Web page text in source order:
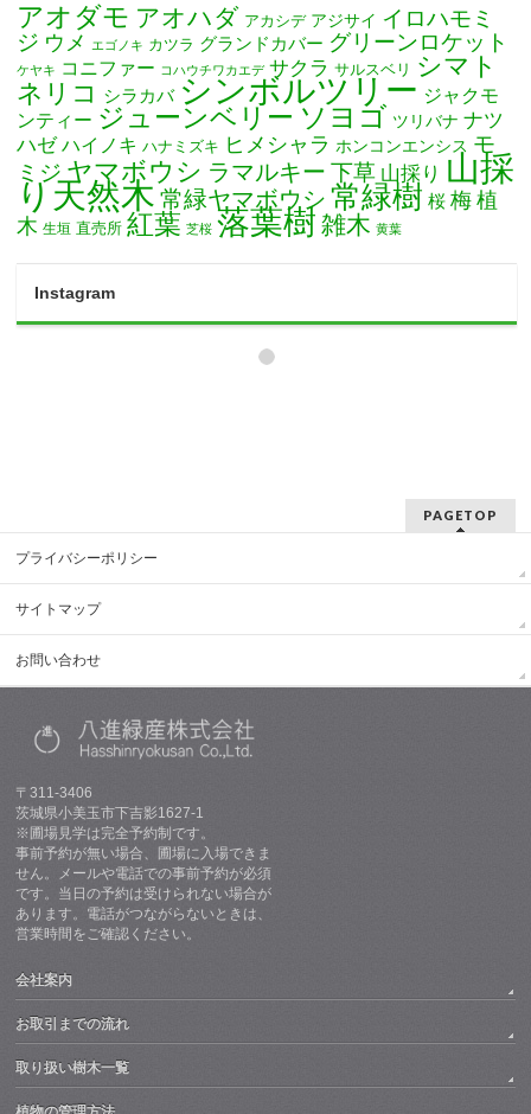
アオダモ アオハダ アカシデ アジサイ イロハモミ
ジ ウメ エゴノキ カツラ グランドカバー グリーンロケット
ケヤキ コニファー コハウチワカエデ サクラ サルスベリ シマト
ネリコ
シラカバ シンボルツリー ジャクモ
ンティー ジューンベリー ソヨゴ ツリバナ ナツ
ハゼ ハイノキ ハナミズキ ヒメシャラ ホンコンエンシス モ
ミジ ヤマボウシ ラマルキー 下草 山採り 山採
り天然木 常緑ヤマボウシ 常緑樹 桜 梅 植
木 生垣 直売所 紅葉 芝桜 落葉樹 雑木 黄葉
Instagram
PAGETOP
プライバシーポリシー
サイトマップ
お問い合わせ
〒311-3406
茨城県小美玉市下吉影1627-1
※圃場見学は完全予約制です。
事前予約が無い場合、圃場に入場できま
せん。メールや電話での事前予約が必須
です。当日の予約は受けられない場合が
あります。電話がつながらないときは、
営業時間をご確認ください。
会社案内
お取引までの流れ
取り扱い樹木一覧